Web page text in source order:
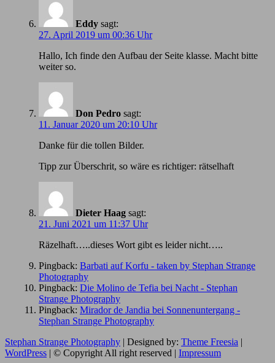
Eddy sagt:
27. April 2019 um 00:36 Uhr
Hallo, Ich finde den Aufbau der Seite klasse. Macht bitte
weiter so.
Don Pedro sagt:
11. Januar 2020 um 20:10 Uhr
Danke für die tollen Bilder.
Tipp zur Überschrit, so wäre es richtiger: rätselhaft
Dieter Haag sagt:
21. Juni 2021 um 11:37 Uhr
Räzelhaft…..dieses Wort gibt es leider nicht…..
Pingback: Barbati auf Korfu - taken by Stephan Strange
Photography
Pingback: Die Molino de Tefia bei Nacht - Stephan
Strange Photography
Pingback: Mirador de Jandia bei Sonnenuntergang -
Stephan Strange Photography
Stephan Strange Photography | Designed by: Theme Freesia |
WordPress | © Copyright All right reserved | Impressum